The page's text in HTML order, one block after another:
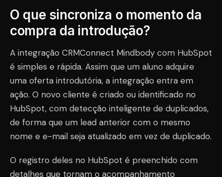
O que sincroniza o momento da
compra da introdução?
A integração CRMConnect Mindbody com HubSpot
é simples e rápida. Assim que um aluno adquire
uma oferta introdutória, a integração entra em
ação. O novo cliente é criado ou identificado no
HubSpot, com detecção inteligente de duplicados,
de forma que um lead anterior com o mesmo
nome e e-mail seja atualizado em vez de duplicado.
O registro deles no HubSpot é preenchido com
detalhes que tornam o acompanhamento